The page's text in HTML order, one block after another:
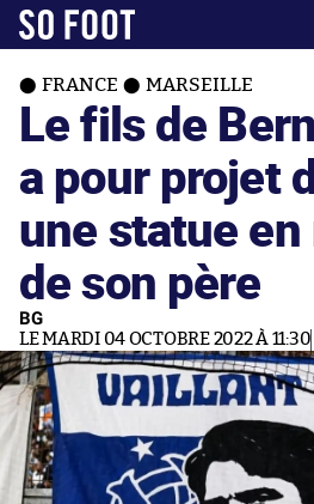
FRANCE MARSEILLE
Le fils de
a pour projet
une statue
de son père
BG
LE MARDI 04 OCTOBRE 2022 À 11:30